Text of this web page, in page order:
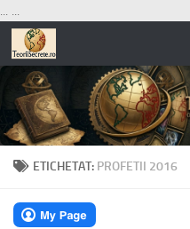
... ...
Skip to content
ETICHETAT: PROFETII 2016